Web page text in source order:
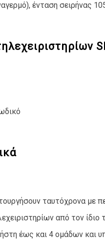
ένταση σειρήνας
ταυτόχρονα με
από τον ίδιο
έως και 4 ομάδων και